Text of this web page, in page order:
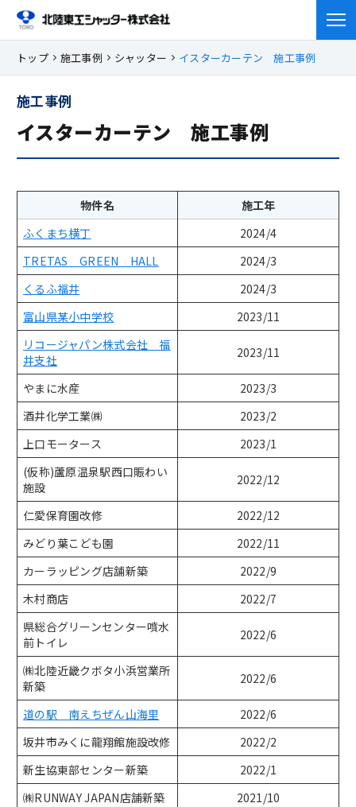
会社紹介動画
ラジオ
製品のご案内TOP
シャッター
イスターカーテン
その他開口部商品
エクステリア
オンリーワンクラブ
鳥害対策
シャッター取扱説明書
修理・メンテナンス
修理・メンテナンス
重量シャッター保守点検
施工事例TOP
シャッター
エクステリア
よくある質問
求人情報
トップ 施工事例 シャッター イスターカーテン 施工事例
施工事例
イスターカーテン 施工事例
物件名
施工年
ふくまち横丁
2024/4
TRETAS GREEN HALL
2024/3
くるふ福井
2024/3
富山県某小中学校
2023/11
リコージャパン株式会社 福
井支社
2023/11
やまに水産
2023/3
酒井化学工業㈱
2023/2
上口モータース
2023/1
(仮称)蘆原温泉駅西口賑わい
施設
2022/12
仁愛保育園改修
2022/12
みどり葉こども園
2022/11
カーラッピング店舗新築
2022/9
木村商店
2022/7
県総合グリーンセンター噴水
前トイレ
2022/6
㈱北陸近畿クボタ小浜営業所
新築
2022/6
道の駅 南えちぜん山海里
2022/6
坂井市みくに龍翔館施設改修
2022/2
新生協東部センター新築
2022/1
㈱RUNWAY JAPAN店舗新築
2021/10